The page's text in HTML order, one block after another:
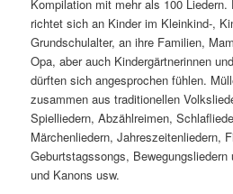
Kompilation mit mehr als 100 Liedern.
richtet sich an Kinder im Kleinkind-,
Grundschulalter, an ihre Familien,
Opa, aber auch Kindergärtnerinnen
dürften sich angesprochen fühlen.
zusammen aus traditionellen
Spielliedern, Abzählreimen,
Märchenliedern, Jahreszeitenliedern,
Geburtstagssongs,
und Kanons usw.